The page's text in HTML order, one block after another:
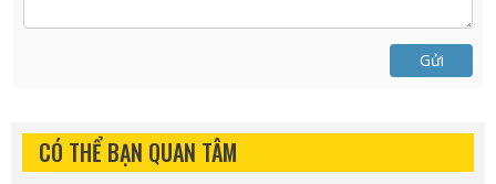
Gửi
CÓ THỂ BẠN QUAN TÂM